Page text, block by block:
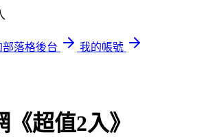
部落格後台
我的帳號
超值2入》